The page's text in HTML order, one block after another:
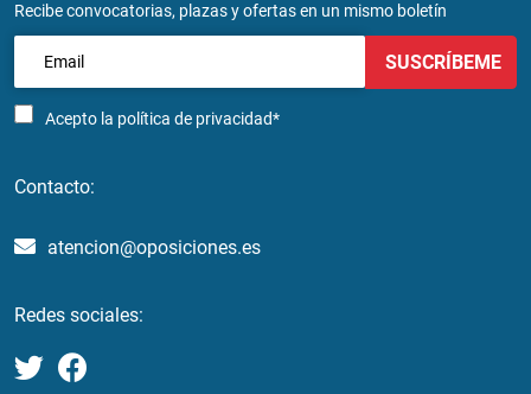
Recibe convocatorias, plazas y ofertas en un mismo boletín
Acepto la política de privacidad*
SUSCRÍBEME
Contacto:
atencion@oposiciones.es
Redes sociales: